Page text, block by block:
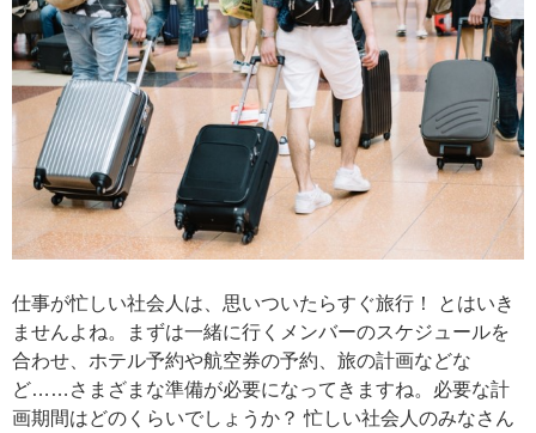
仕事が忙しい社会人は、思いついたらすぐ旅行！ とはいき
ませんよね。まずは一緒に行くメンバーのスケジュールを
合わせ、ホテル予約や航空券の予約、旅の計画などな
ど……さまざまな準備が必要になってきますね。必要な計
画期間はどのくらいでしょうか？ 忙しい社会人のみなさん